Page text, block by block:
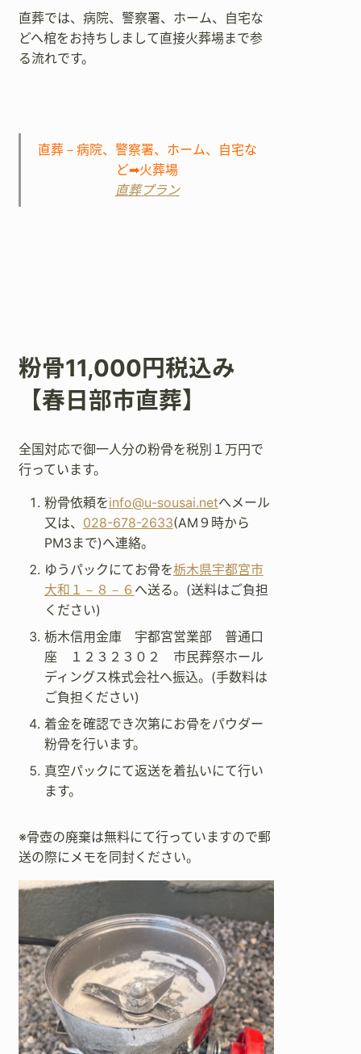
直葬では、病院、警察署、ホーム、自宅な
どへ棺をお持ちしまして直接火葬場まで参
る流れです。
直葬－病院、警察署、ホーム、自宅な
ど➡火葬場
直葬プラン
粉骨11,000円税込み
【春日部市直葬】
全国対応で御一人分の粉骨を税別１万円で
行っています。
粉骨依頼をinfo@u-sousai.netへメール
又は、 028-678-2633(AM９時から
PM3まで)へ連絡。
ゆうパックにてお骨を栃木県宇都宮市
大和１－８－６ へ送る。(送料はご負担
ください)
栃木信用金庫 宇都宮営業部 普通口
座 １２３２３０２ 市民葬祭ホール
ディングス株式会社へ振込。(手数料は
ご負担ください)
着金を確認でき次第にお骨をパウダー
粉骨を行います。
真空パックにて返送を着払いにて行い
ます。
※骨壺の廃棄は無料にて行っていますので郵
送の際にメモを同封ください。